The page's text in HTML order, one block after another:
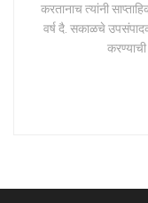
करतानाच त्यांनी
वर्ष दै. सकाळचे
करण्याची